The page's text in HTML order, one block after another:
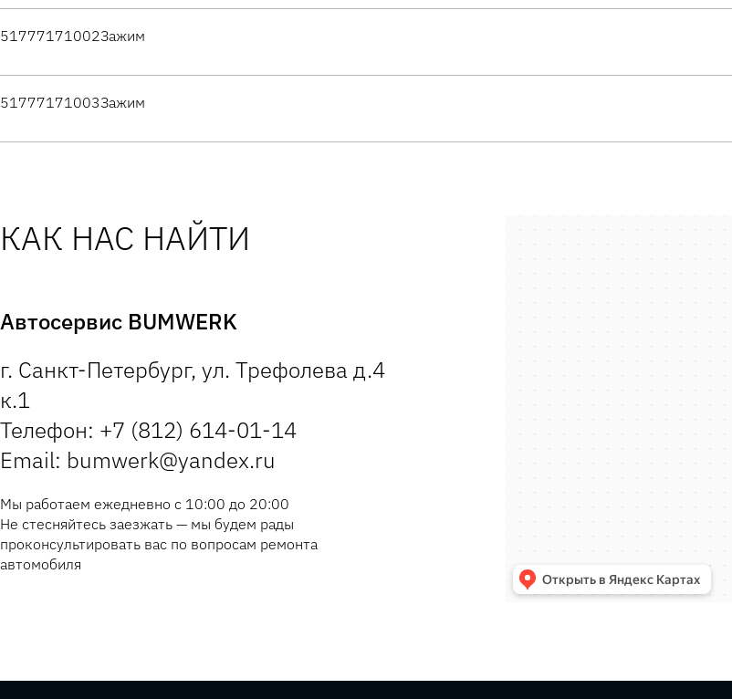
51777171002Зажим
51777171003Зажим
КАК НАС НАЙТИ
Автосервис BUMWERK
г. Санкт-Петербург, ул. Трефолева д.4
к.1
Телефон: +7 (812) 614-01-14
Email: bumwerk@yandex.ru
Мы работаем ежедневно с 10:00 до 20:00
Не стесняйтесь заезжать — мы будем рады
проконсультировать вас по вопросам ремонта
автомобиля